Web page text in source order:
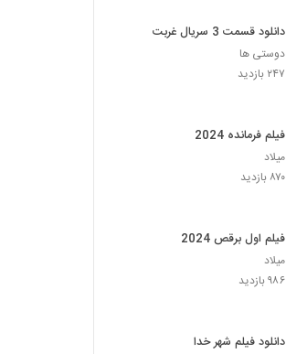
دانلود قسمت 3 سریال غربت
دوستی ها
۲۴۷ بازدید
فیلم فرمانده 2024
میلاد
۸۷۰ بازدید
فیلم اول برقص 2024
میلاد
۹۸۶ بازدید
دانلود فیلم شهر خدا